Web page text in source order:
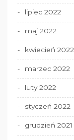
lipiec 2022
maj 2022
kwiecień 2022
marzec 2022
luty 2022
styczeń 2022
grudzień 2021